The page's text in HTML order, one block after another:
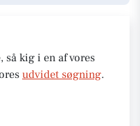
så kig i en af vores
udvidet søgning.